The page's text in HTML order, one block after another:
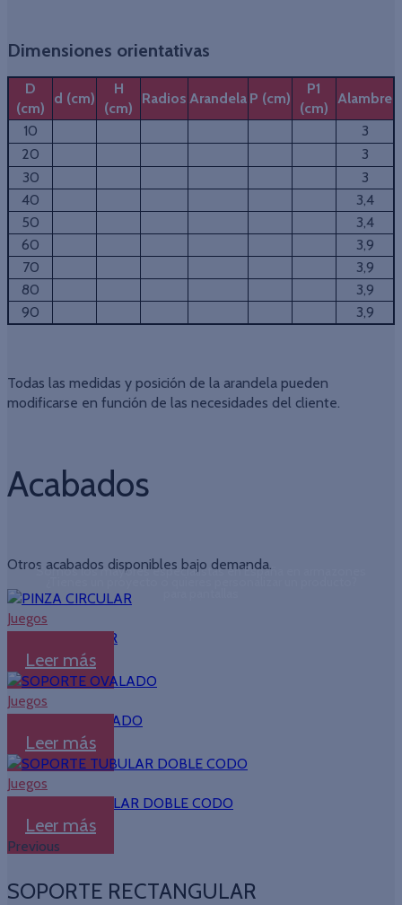
Somos los mayores especialistas en España en armazones
Dimensiones orientativas
D
(cm)
d (cm)
H
(cm)
Radios Arandela P (cm)
P1
(cm)
Alambre
10
3
20
3
30
3
40
3,4
50
3,4
60
3,9
70
3,9
80
3,9
90
3,9
Todas las medidas y posición de la arandela pueden
modificarse en función de las necesidades del cliente.
Acabados
Otros acabados disponibles bajo demanda.
Juegos
PINZA CIRCULAR
Leer más
Juegos
SOPORTE OVALADO
Leer más
Juegos
SOPORTE TUBULAR DOBLE CODO
Leer más
Previous
SOPORTE RECTANGULAR